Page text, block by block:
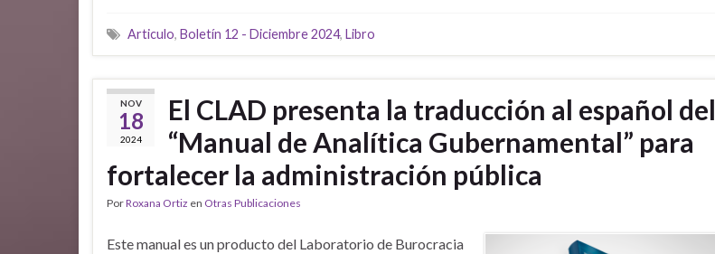
Articulo, Boletín 12 - Diciembre 2024, Libro
NOV
18
2024
El CLAD presenta la traducción al español del
“Manual de Analítica Gubernamental” para
fortalecer la administración pública
PorRoxana Ortiz en Otras Publicaciones
Este manual es un producto del Laboratorio de Burocracia